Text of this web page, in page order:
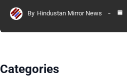
By Hindustan Mirror News
Categories